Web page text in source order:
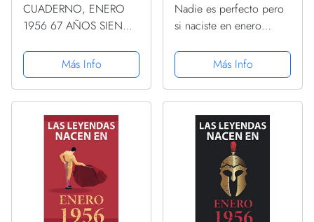
CUADERNO, ENERO
1956 67 AÑOS SIENDO
cumpleaños para
mujeres y hombres,
ideas de 67
cumpleaños... divertido,
... regalo...
Más Info
Nadie es perfecto pero
si naciste en enero
cumpleaños de enero |
Citas de motivación |
Feliz cumpleaños |
... de...
Más Info